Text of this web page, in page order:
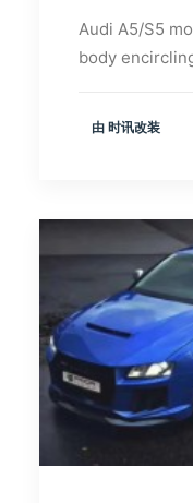
Audi A5/S5
body
由 时讯改装